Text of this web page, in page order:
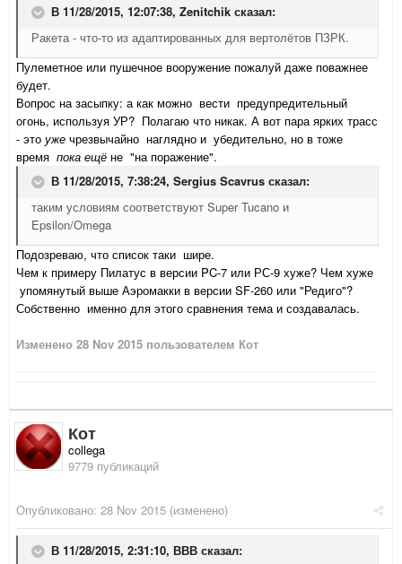
В 11/28/2015, 12:07:38, Zenitchik сказал:
Ракета - что-то из адаптированных для вертолётов ПЗРК.
Пулеметное или пушечное вооружение пожалуй даже поважнее
будет.
Вопрос на засыпку: а как можно вести предупредительный
огонь, используя УР? Полагаю что никак. А вот пара ярких трасс
- это уже чрезвычайно наглядно и убедительно, но в тоже
время пока ещё не "на поражение".
В 11/28/2015, 7:38:24, Sergius Scavrus сказал:
таким условиям соответствуют Super Tucano и
Epsilon/Omega
Подозреваю, что список таки шире.
Чем к примеру Пилатус в версии PC-7 или РС-9 хуже? Чем хуже
упомянутый выше Аэромакки в версии SF-260 или "Редиго"?
Собственно именно для этого сравнения тема и создавалась.
Изменено 28 Nov 2015 пользователем Кот
Кот
collega
9779 публикаций
Опубликовано: 28 Nov 2015 (изменено)
В 11/28/2015, 2:31:10, ВВВ сказал: